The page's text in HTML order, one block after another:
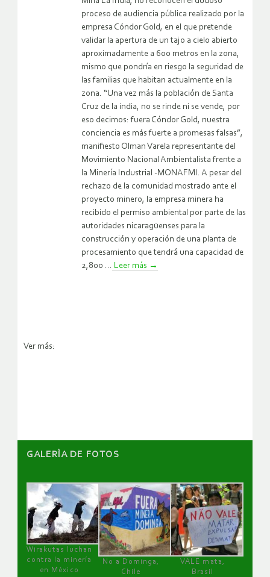
proceso de audiencia pública realizado por la
empresa Cóndor Gold, en el que pretende
validar la apertura de un tajo a cielo abierto
aproximadamente a 600 metros en la zona,
mismo que pondría en riesgo la seguridad de
las familias que habitan actualmente en la
zona. “Una vez más la población de Santa
Cruz de la india, no se rinde ni se vende, por
eso decimos: fuera Cóndor Gold, nuestra
conciencia es más fuerte a promesas falsas”,
manifiesto Olman Varela representante del
Movimiento Nacional Ambientalista frente a
la Minería Industrial -MONAFMI. A pesar del
rechazo de la comunidad mostrado ante el
proyecto minero, la empresa minera ha
recibido el permiso ambiental por parte de las
autoridades nicaragüenses para la
construcción y operación de una planta de
procesamiento que tendrá una capacidad de
2,800 ... Leer más →
Ver más:
GALERÌA DE FOTOS
Wirakutas luchan
contra la minería
en México
No a Dominga,
Chile
VALE mata,
Brasil